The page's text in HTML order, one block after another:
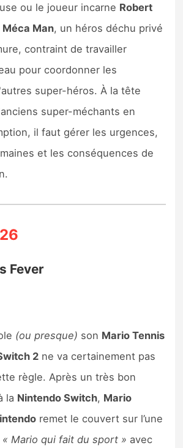
ou le joueur incarne Robert
Méca Man, un héros déchu privé
contraint de travailler
pour coordonner les
super-héros. À la tête
super-méchants en
il faut gérer les urgences,
et les conséquences de
Fever
(ou presque) son Mario Tennis
2 ne va certainement pas
règle. Après un très bon
la Nintendo Switch, Mario
remet le couvert sur l’une
« Mario qui fait du sport » avec